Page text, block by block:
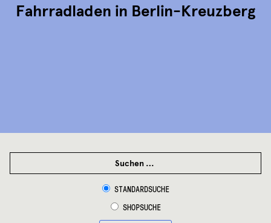
Fahrradladen in Berlin-Kreuzberg
STANDARDSUCHE
SHOPSUCHE